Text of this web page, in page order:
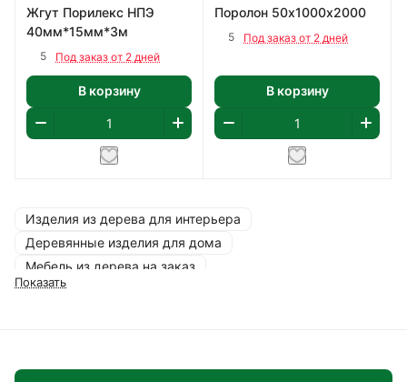
Жгут Порилекс НПЭ
40мм*15мм*3м
5 Под заказ от 2 дней
В корзину
Поролон 50х1000х2000
5 Под заказ от 2 дней
В корзину
Изделия из дерева для интерьера
Деревянные изделия для дома
Мебель из дерева на заказ
Деревянные элементы для украшения
Показать